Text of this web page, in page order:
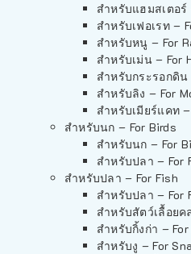
สำหรับแฮมสเตอร์
สำหรับเฟอเรท –
สำหรับหนู – For
สำหรับเม่น – For
สำหรับกระรอกดิน
สำหรับลิง – For
สำหรับเมียร์แคท
สำหรับนก – For Birds
สำหรับนก – For
สำหรับปลา – For
สำหรับปลา – For Fish
สำหรับปลา – For
สำหรับสัตว์เลื้อย
สำหรับกิ้งก่า –
สำหรับงู – For